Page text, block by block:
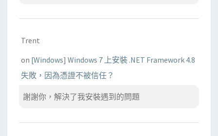
Trent
on [Windows] Windows 7 上安裝 .NET Framework 4.8
失敗，因為憑證不被信任？
謝謝你，解決了我安裝遇到的問題